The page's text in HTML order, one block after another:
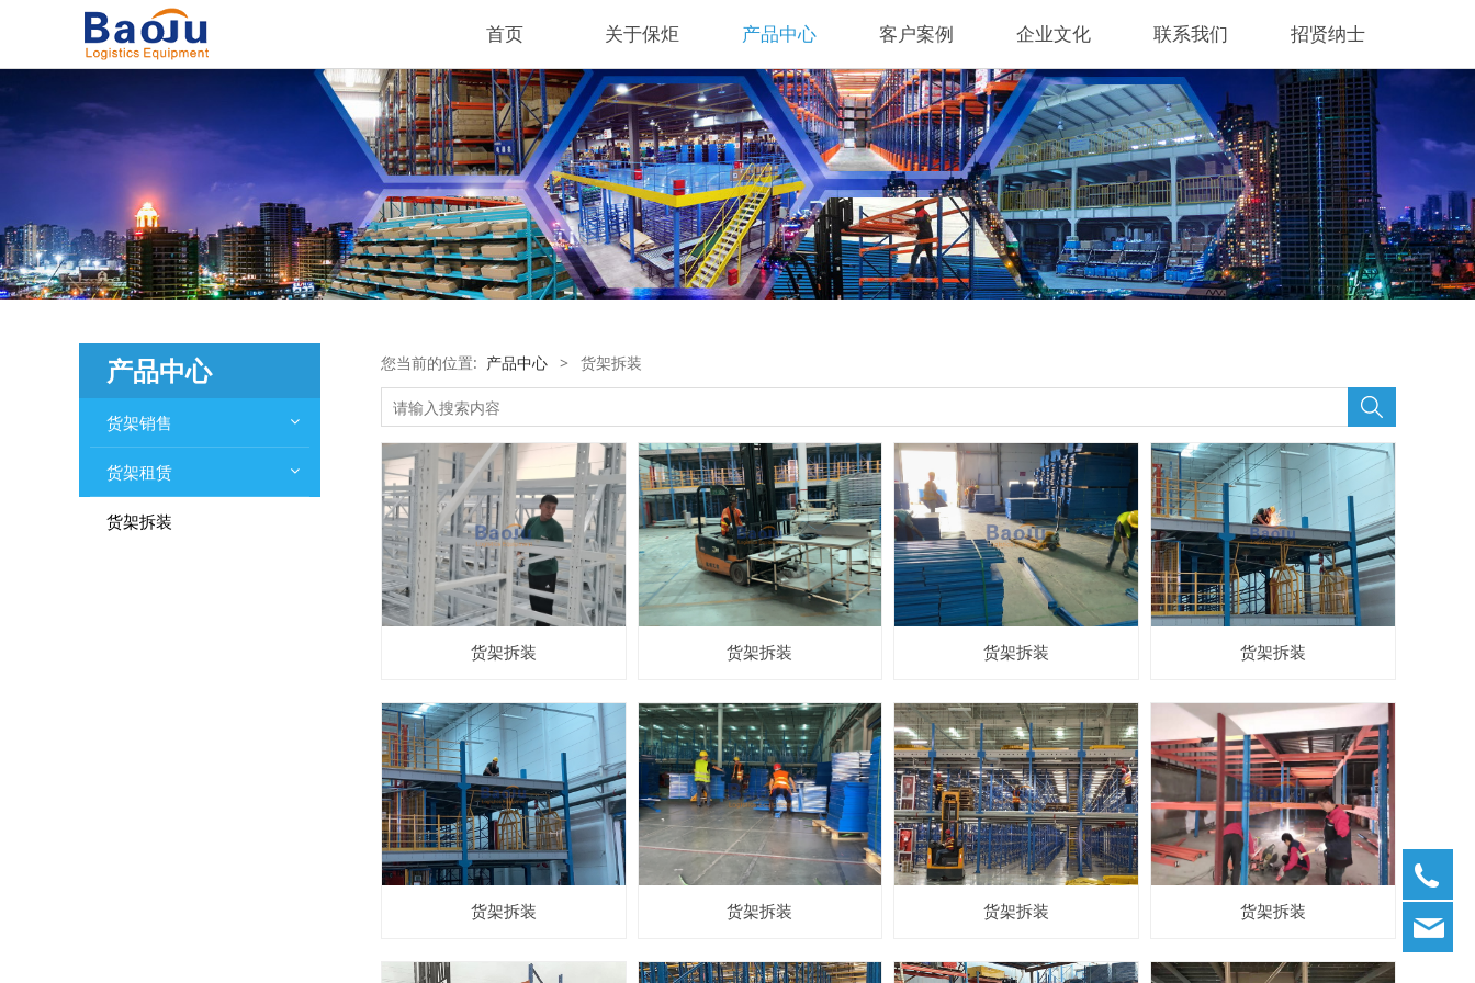
首页 关于保炬 产品中心 客户案例 企业文化 联系我们 招贤纳士
产品中心
货架销售
货架租赁
货架拆装
您当前的位置: 产品中心 > 货架拆装
货架拆装 货架拆装 货架拆装 货架拆装
货架拆装 货架拆装 货架拆装 货架拆装